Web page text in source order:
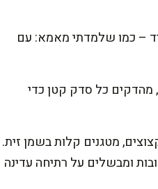
– כמו שלמדתי מאמא: עם
מהדקים כל סדק קטן כדי
מטגנים קלות בשמן זית.
ומבשלים על רתיחה עדינה